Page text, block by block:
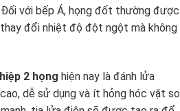
với bếp Á, họng đốt thường được
đổi nhiệt độ đột ngột mà không
2 họng hiện nay là đánh lửa
dễ sử dụng và ít hỏng hóc vặt so